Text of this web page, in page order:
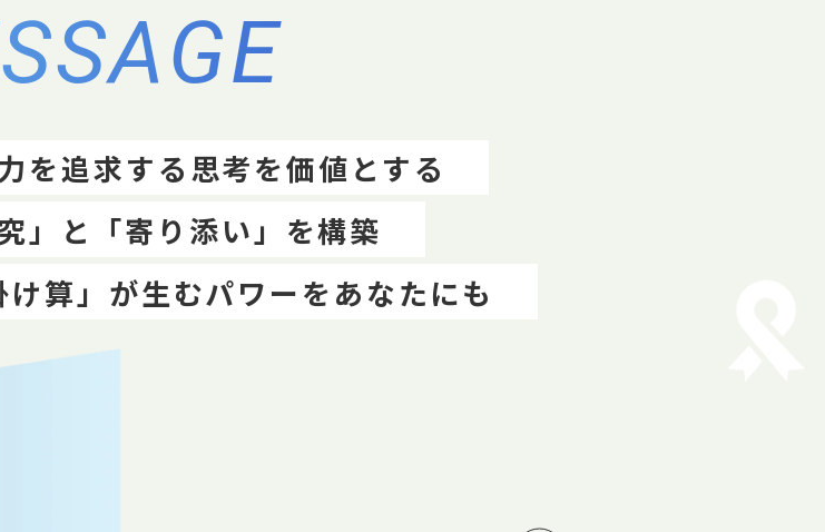
追求する思考を価値とする
」と「寄り添い」を構築
算」が生むパワーをあなたにも